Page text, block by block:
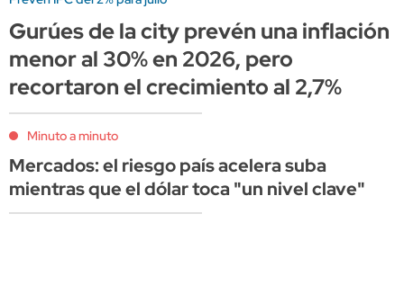
Gurúes de la city prevén una inflación
menor al 30% en 2026, pero
recortaron el crecimiento al 2,7%
Minuto a minuto
Mercados: el riesgo país acelera suba
mientras que el dólar toca "un nivel clave"